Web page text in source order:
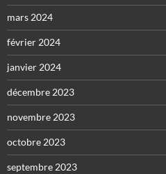
mars 2024
février 2024
janvier 2024
décembre 2023
novembre 2023
octobre 2023
septembre 2023